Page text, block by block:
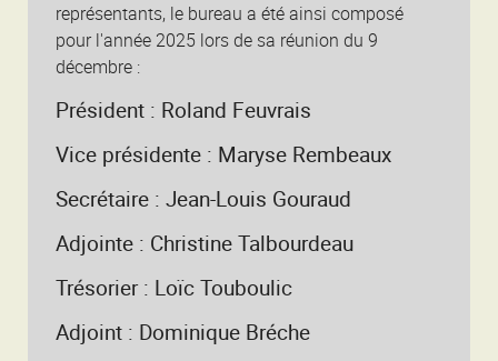
représentants, le bureau a été ainsi composé
pour l'année 2025 lors de sa réunion du 9
décembre :
Président : Roland Feuvrais
Vice présidente : Maryse Rembeaux
Secrétaire : Jean-Louis Gouraud
Adjointe : Christine Talbourdeau
Trésorier : Loïc Touboulic
Adjoint : Dominique Bréche